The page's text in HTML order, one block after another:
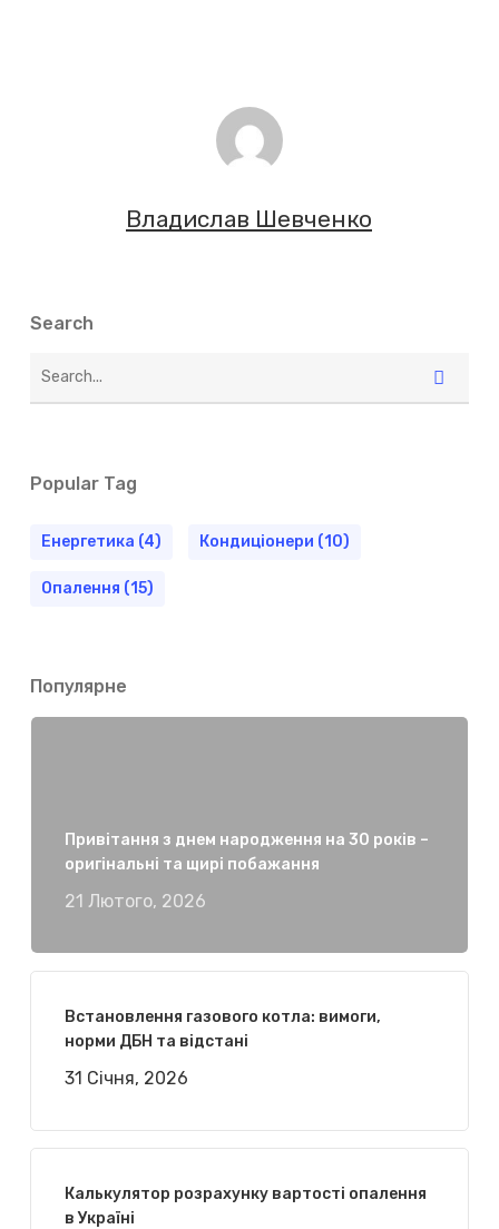
Владислав Шевченко
Search
Popular Tag
Енергетика (4) Кондиціонери (10)
Опалення (15)
Популярне
Привітання з днем народження на 30 років –
оригінальні та щирі побажання
21 Лютого, 2026
Встановлення газового котла: вимоги,
норми ДБН та відстані
31 Січня, 2026
Калькулятор розрахунку вартості опалення
в Україні